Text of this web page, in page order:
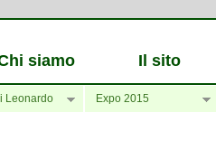
siamo Il sito
Leonardo Expo 2015